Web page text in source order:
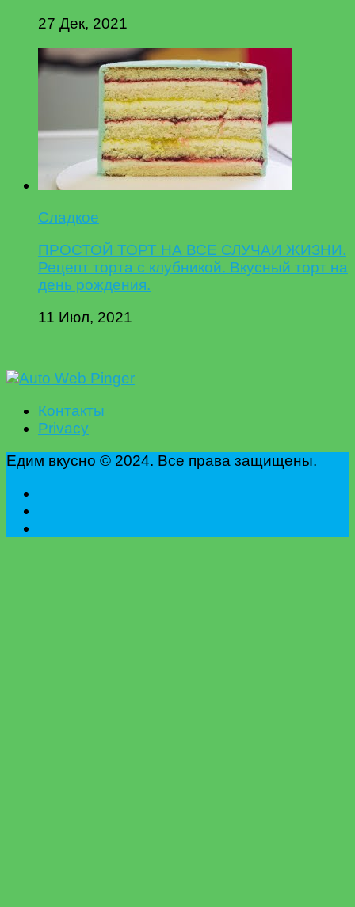
27 Дек, 2021
Сладкое
ПРОСТОЙ ТОРТ НА ВСЕ СЛУЧАИ ЖИЗНИ.
Рецепт торта с клубникой. Вкусный торт на
день рождения.
11 Июл, 2021
Контакты
Privacy
Едим вкусно © 2024. Все права защищены.